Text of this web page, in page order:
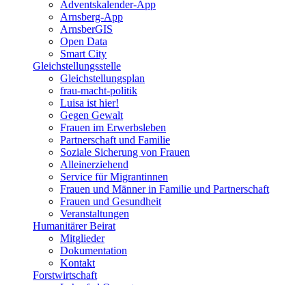
Adventskalender-App
Arnsberg-App
ArnsberGIS
Open Data
Smart City
Gleichstellungsstelle
Gleichstellungsplan
frau-macht-politik
Luisa ist hier!
Gegen Gewalt
Frauen im Erwerbsleben
Partnerschaft und Familie
Soziale Sicherung von Frauen
Alleinerziehend
Service für Migrantinnen
Frauen und Männer in Familie und Partnerschaft
Frauen und Gesundheit
Veranstaltungen
Humanitärer Beirat
Mitglieder
Dokumentation
Kontakt
Forstwirtschaft